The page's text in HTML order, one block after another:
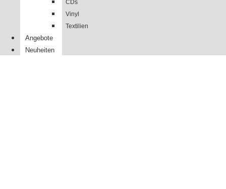
CDs
Vinyl
Textilien
Angebote
Neuheiten